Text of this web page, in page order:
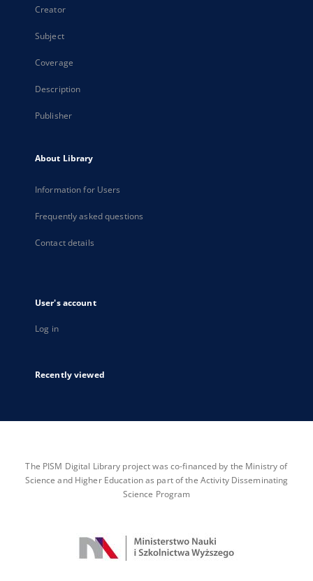
Creator
Subject
Coverage
Description
Publisher
About Library
Information for Users
Frequently asked questions
Contact details
User's account
Log in
Recently viewed
The PISM Digital Library project was co-financed by the Ministry of
Science and Higher Education as part of the Activity Disseminating
Science Program